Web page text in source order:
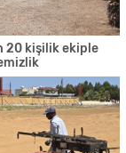
20 kişilik ekiple